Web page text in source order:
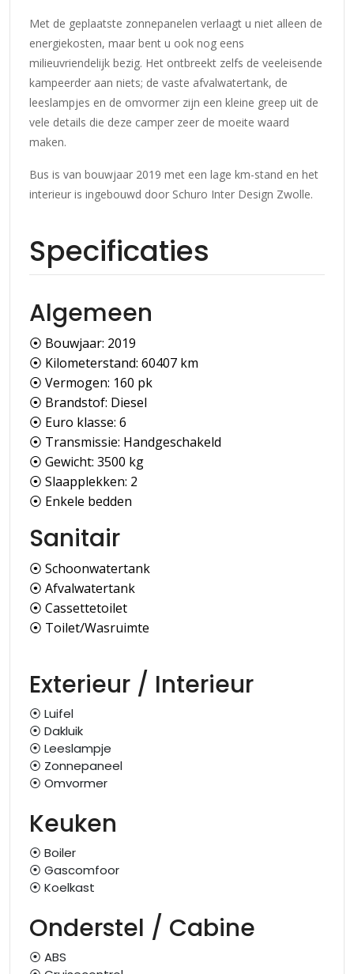
Met de geplaatste zonnepanelen verlaagt u niet alleen de
energiekosten, maar bent u ook nog eens
milieuvriendelijk bezig. Het ontbreekt zelfs de veeleisende
kampeerder aan niets; de vaste afvalwatertank, de
leeslampjes en de omvormer zijn een kleine greep uit de
vele details die deze camper zeer de moeite waard
maken.
Bus is van bouwjaar 2019 met een lage km-stand en het
interieur is ingebouwd door Schuro Inter Design Zwolle.
Specificaties
Algemeen
⦿ Bouwjaar: 2019
⦿ Kilometerstand: 60407 km
⦿ Vermogen: 160 pk
⦿ Brandstof: Diesel
⦿ Euro klasse: 6
⦿ Transmissie: Handgeschakeld
⦿ Gewicht: 3500 kg
⦿ Slaapplekken: 2
⦿ Enkele bedden
Sanitair
⦿ Schoonwatertank
⦿ Afvalwatertank
⦿ Cassettetoilet
⦿ Toilet/Wasruimte
Exterieur / Interieur
⦿ Luifel
⦿ Dakluik
⦿ Leeslampje
⦿ Zonnepaneel
⦿ Omvormer
Keuken
⦿ Boiler
⦿ Gascomfoor
⦿ Koelkast
Onderstel / Cabine
⦿ ABS